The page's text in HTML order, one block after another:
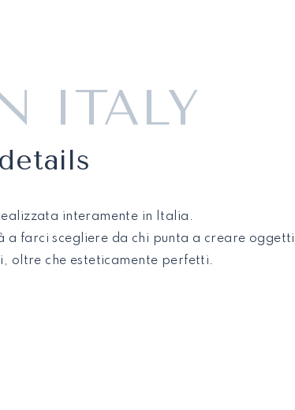
ITALY
interamente in Italia.
a farci scegliere da chi punta a creare
oltre che esteticamente perfetti.